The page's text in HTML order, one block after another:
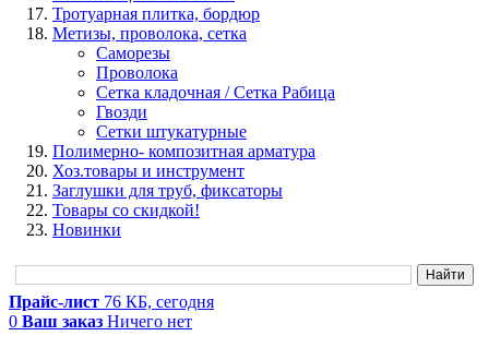
Тротуарная плитка, бордюр
Метизы, проволока, сетка
Саморезы
Проволока
Сетка кладочная / Сетка Рабица
Гвозди
Сетки штукатурные
Полимерно- композитная арматура
Хоз.товары и инструмент
Заглушки для труб, фиксаторы
Товары со скидкой!
Новинки
Прайс-лист 76 КБ, сегодня
0 Ваш заказ Ничего нет